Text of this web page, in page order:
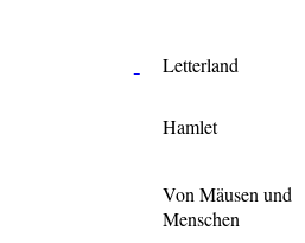
Letterland
Hamlet
Von Mäusen und
Menschen